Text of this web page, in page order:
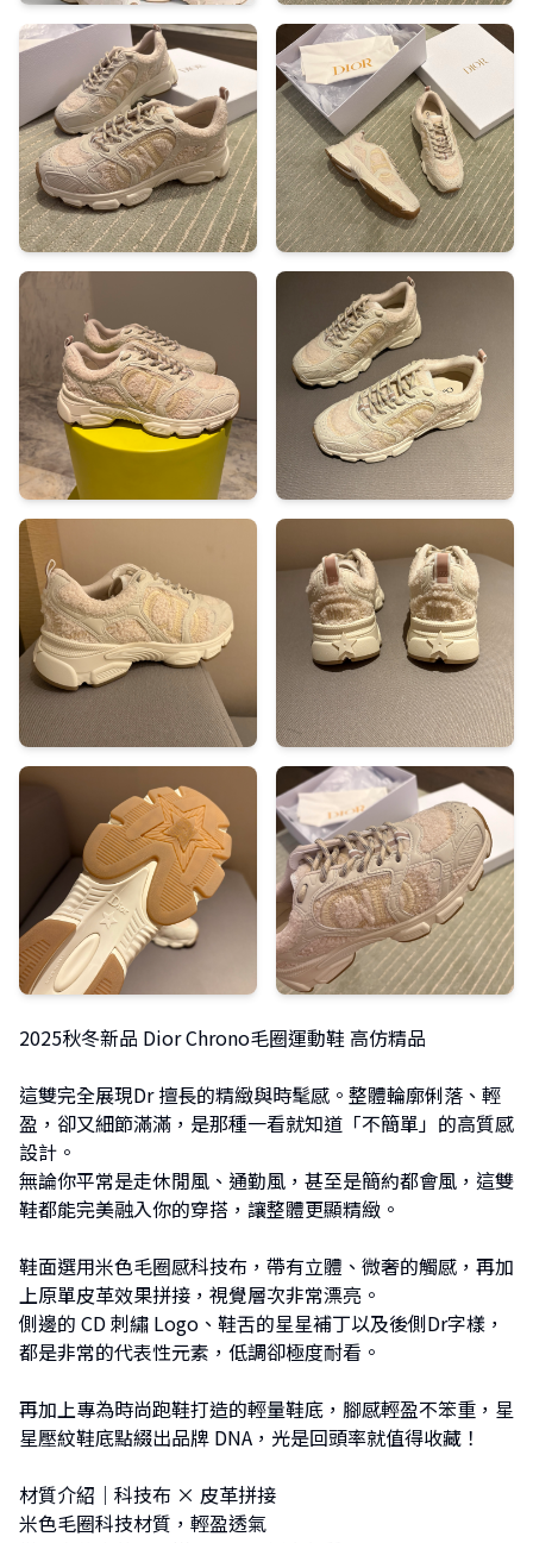
2025秋冬新品 Dior Chrono毛圈運動鞋 高仿精品
這雙完全展現Dr 擅長的精緻與時髦感。整體輪廓俐落、輕
盈，卻又細節滿滿，是那種一看就知道「不簡單」的高質感
設計。
無論你平常是走休閒風、通勤風，甚至是簡約都會風，這雙
鞋都能完美融入你的穿搭，讓整體更顯精緻。
鞋面選用米色毛圈感科技布，帶有立體、微奢的觸感，再加
上原單皮革效果拼接，視覺層次非常漂亮。
側邊的 CD 刺繡 Logo、鞋舌的星星補丁以及後側Dr字樣，
都是非常的代表性元素，低調卻極度耐看。
再加上專為時尚跑鞋打造的輕量鞋底，腳感輕盈不笨重，星
星壓紋鞋底點綴出品牌 DNA，光是回頭率就值得收藏！
材質介紹｜科技布 × 皮革拼接
米色毛圈科技材質，輕盈透氣